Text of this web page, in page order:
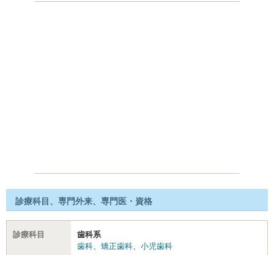
診療科目、専門外来、専門医・資格
診療科目
歯科系
歯科
矯正歯科 小児歯科